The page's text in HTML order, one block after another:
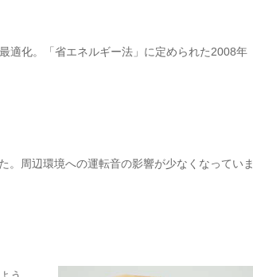
適化。「省エネルギー法」に定められた2008年
。周辺環境への運転音の影響が少なくなっていま